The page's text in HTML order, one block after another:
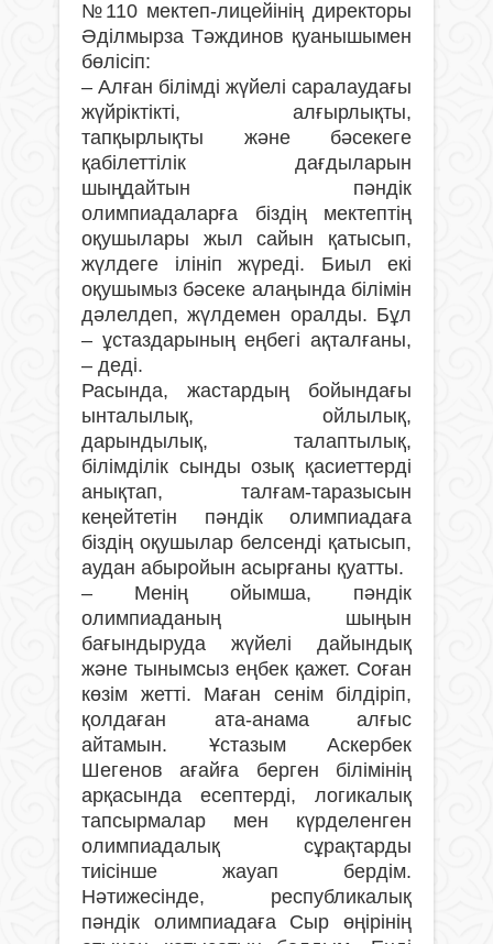
№110 мектеп-лицейінің директоры
Әділмырза Тәждинов қуанышымен
бөлісіп:
– Алған білімді жүйелі саралаудағы
жүйріктікті, алғырлықты,
тапқырлықты және бәсекеге
қабілеттілік дағдыларын
шыңдайтын пәндік
олимпиадаларға біздің мектептің
оқушылары жыл сайын қатысып,
жүлдеге ілініп жүреді. Биыл екі
оқушымыз бәсеке алаңында білімін
дәлелдеп, жүлдемен оралды. Бұл
– ұстаздарының еңбегі ақталғаны,
– деді.
Расында, жастардың бойындағы
ынталылық, ойлылық,
дарындылық, талаптылық,
білімділік сынды озық қасиеттерді
анықтап, талғам-таразысын
кеңейтетін пәндік олимпиадаға
біздің оқушылар белсенді қатысып,
аудан абыройын асырғаны қуатты.
– Менің ойымша, пәндік
олимпиаданың шыңын
бағындыруда жүйелі дайындық
және тынымсыз еңбек қажет. Соған
көзім жетті. Маған сенім білдіріп,
қолдаған ата-анама алғыс
айтамын. Ұстазым Аскербек
Шегенов ағайға берген білімінің
арқасында есептерді, логикалық
тапсырмалар мен күрделенген
олимпиадалық сұрақтарды
тиісінше жауап бердім.
Нәтижесінде, республикалық
пәндік олимпиадаға Сыр өңірінің